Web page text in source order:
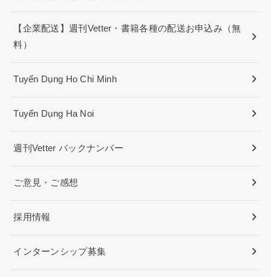
【企業配送】週刊Vetter・書籍各種の配送お申込み（無
料）
Tuyển Dụng Ho Chi Minh
Tuyển Dụng Ha Noi
週刊Vetter バックナンバー
ご意見・ご感想
採用情報
インターンシップ募集